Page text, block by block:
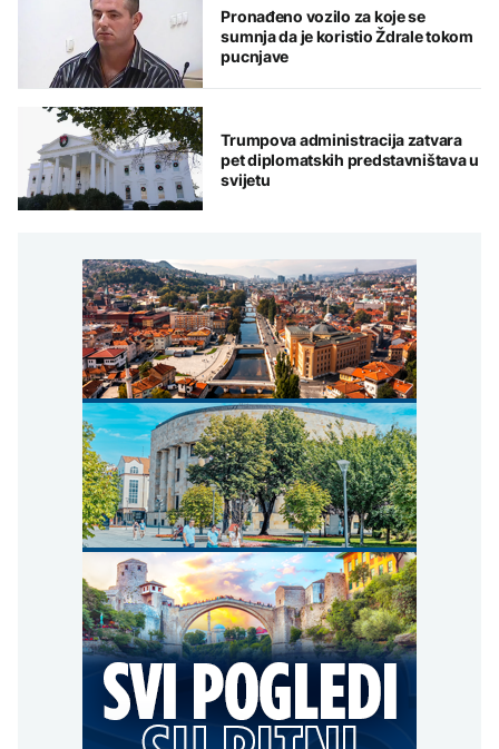
Pronađeno vozilo za koje se
sumnja da je koristio Ždrale tokom
pucnjave
Trumpova administracija zatvara
pet diplomatskih predstavništava u
svijetu